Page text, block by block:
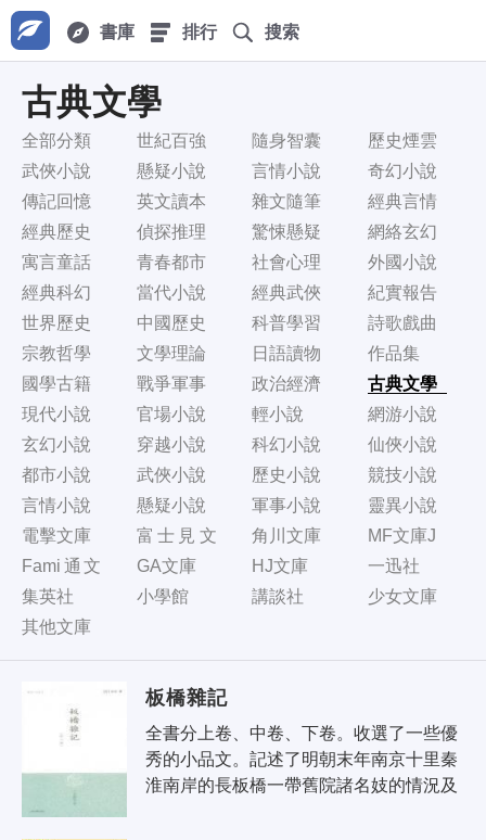
書庫 排行 搜索
古典文學
全部分類 世紀百強 隨身智囊
歷史煙雲
武俠小說
懸疑小說 言情小說
奇幻小說
傳記回憶
英文讀本 雜文隨筆
經典言情
經典歷史
偵探推理 驚悚懸疑
網絡玄幻
寓言童話
青春都市 社會心理
外國小說
經典科幻
當代小說 經典武俠
紀實報告
世界歷史
中國歷史 科普學習
詩歌戲曲
宗教哲學
文學理論 日語讀物
作品集
國學古籍
戰爭軍事 政治經濟
古典文學
現代小說
官場小說 輕小說
網游小說
玄幻小說
穿越小說 科幻小說
仙俠小說
都市小說
武俠小說 歷史小說
競技小說
言情小說
懸疑小說 軍事小說
靈異小說
電擊文庫
富士見文
庫
角川文庫
MF文庫J
Fami通文
庫
GA文庫 HJ文庫
一迅社
集英社
小學館 講談社
少女文庫
其他文庫
板橋雜記
全書分上卷、中卷、下卷。收選了一些優
秀的小品文。記述了明朝末年南京十里秦
淮南岸的長板橋一帶舊院諸名妓的情況及